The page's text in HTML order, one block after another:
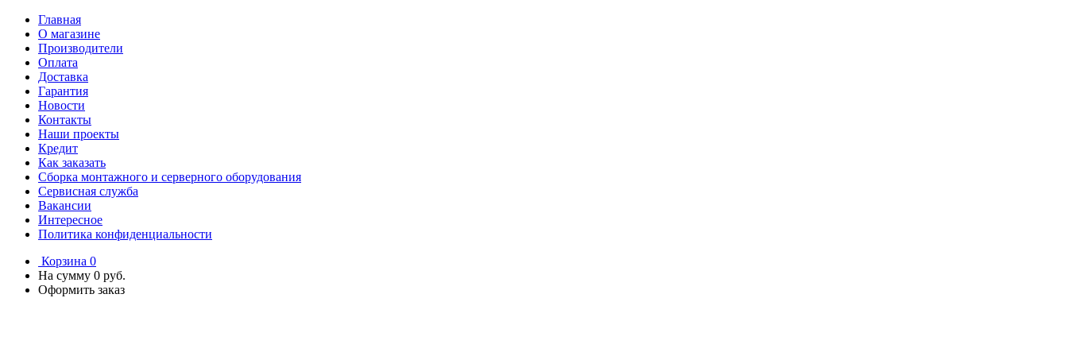
Главная
О магазине
Производители
Оплата
Доставка
Гарантия
Новости
Контакты
Наши проекты
Кредит
Как заказать
Сборка монтажного и серверного оборудования
Сервисная служба
Вакансии
Интересное
Политика конфиденциальности
Корзина 0
На сумму 0 руб.
Оформить заказ